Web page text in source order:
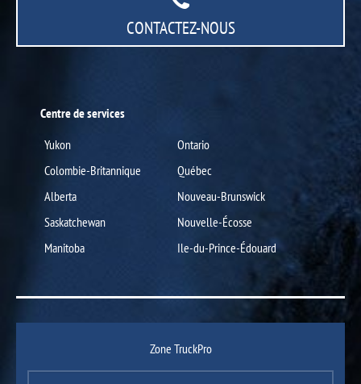
CONTACTEZ-NOUS
Centre de services
Yukon
Colombie-Britannique
Alberta
Saskatchewan
Manitoba
Ontario
Québec
Nouveau-Brunswick
Nouvelle-Écosse
Ile-du-Prince-Édouard
Zone TruckPro